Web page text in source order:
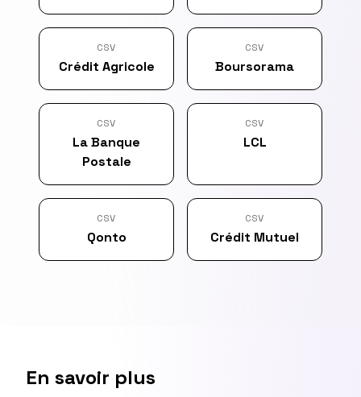
CSV
Crédit Agricole
CSV
Boursorama
CSV
La Banque
Postale
CSV
LCL
CSV
Qonto
CSV
Crédit Mutuel
En savoir plus